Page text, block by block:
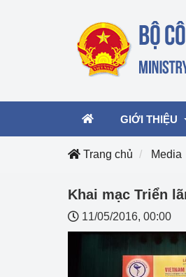
GIỚI THIỆU
Lãnh đạo Bộ
Chức năng
Cơ cấu tổ
Trang chủ Media
Khai mạc Triển
11/05/2016, 00:00